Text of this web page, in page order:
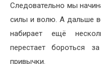
Следовательно мы
силы и волю. А дальше
набирает ещё
перестает бороться
привычки.